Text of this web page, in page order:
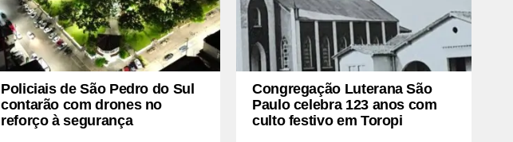
Policiais de São Pedro do Sul
contarão com drones no
reforço à segurança
Congregação Luterana São
Paulo celebra 123 anos com
culto festivo em Toropi